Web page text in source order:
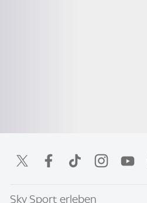
Sky Sport erleben